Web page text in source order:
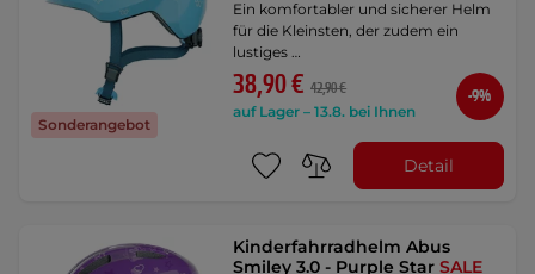
Sonderangebot
Ein komfortabler und sicherer Helm
für die Kleinsten, der zudem ein
lustiges …
38,90 € 42,90 €
auf Lager – 13.8. bei Ihnen
-9%
Detail
Kinderfahrradhelm Abus
Smiley 3.0 - Purple StarSALE